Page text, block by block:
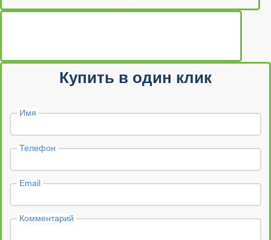
Купить в один клик
Имя
Телефон
Email
Комментарий